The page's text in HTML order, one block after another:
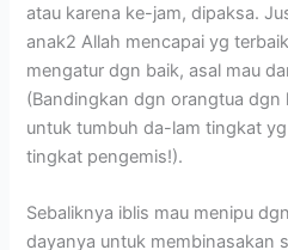
atau karena ke-jam, dipaksa.
anak2 Allah mencapai yg
mengatur dgn baik, asal mau
(Bandingkan dgn orangtua dgn
untuk tumbuh da-lam tingkat
tingkat pengemis!).
Sebaliknya iblis mau menipu
dayanya untuk membinasakan